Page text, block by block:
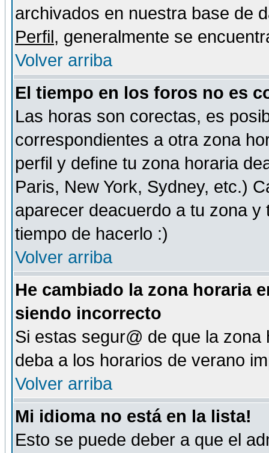
archivados en nuestra base de
Perfil, generalmente se
Volver arriba
El tiempo en los foros no es
Las horas son corectas, es
correspondientes a otra zona
perfil y define tu zona horaria
Paris, New York, Sydney, etc.)
aparecer deacuerdo a tu zona
tiempo de hacerlo :)
Volver arriba
He cambiado la zona horaria
siendo incorrecto
Si estas segur@ de que la
deba a los horarios de verano
Volver arriba
Mi idioma no está en la lista!
Esto se puede deber a que el